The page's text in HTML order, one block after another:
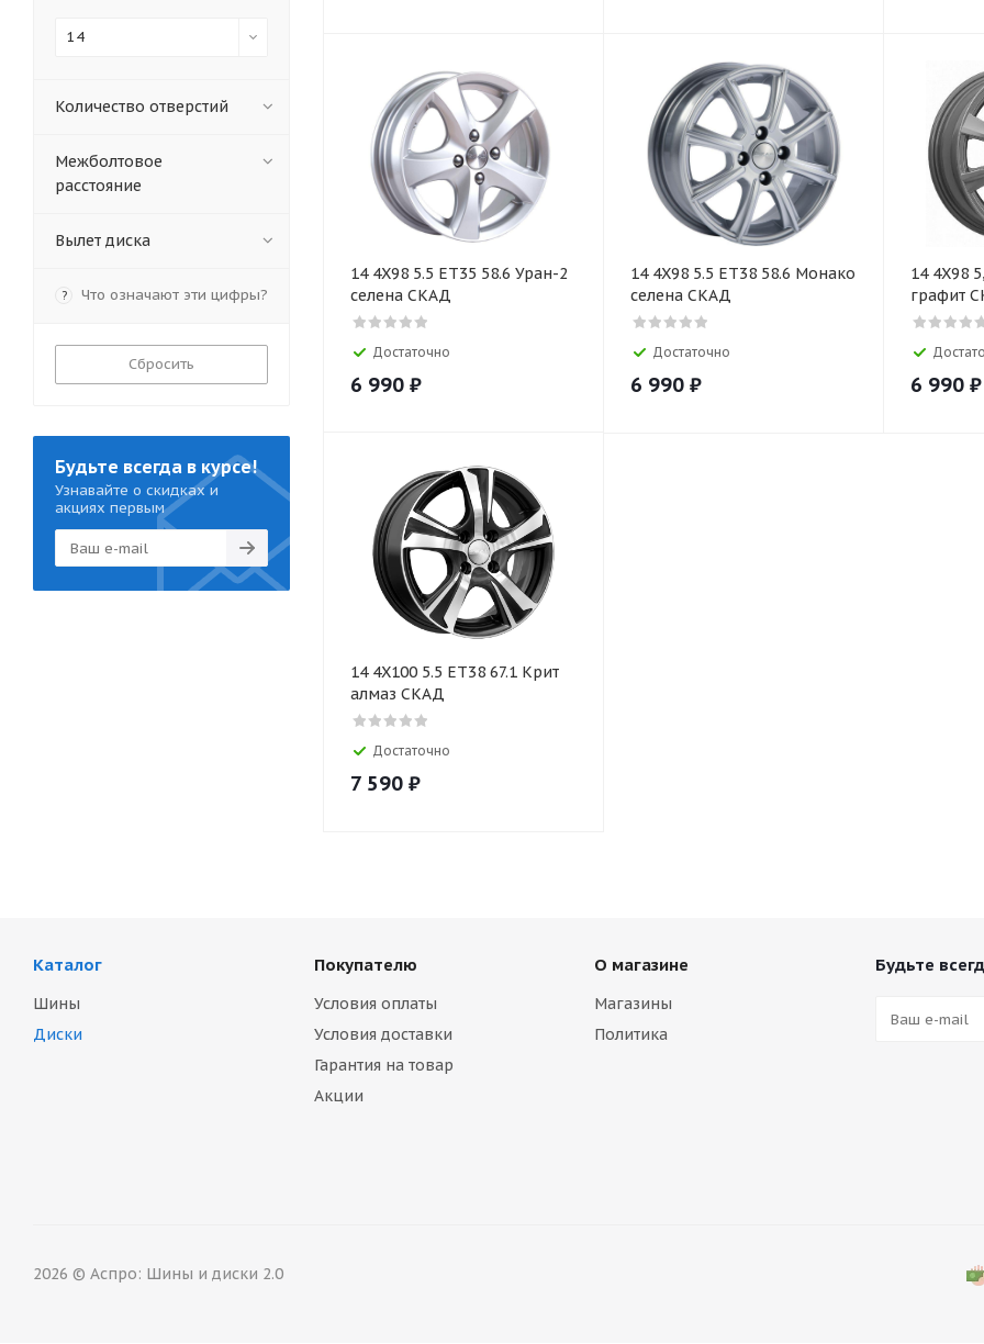
14 4X98 5.5 ET35 58.6 Уран-2
селена СКАД
Достаточно
6 990 ₽
14 4X98 5.5 ET38 58.6 Монако
селена СКАД
Достаточно
6 990 ₽
14 4X98
графит
6 990 ₽
14 4X100 5.5 ET38 67.1 Крит
алмаз СКАД
Достаточно
7 590 ₽
14
Количество отверстий
Межболтовое
расстояние
Вылет диска
? Что означают эти цифры?
Сбросить
Будьте всегда в курсе!
Узнавайте о скидках и
акциях первым
Каталог
Шины
Диски
Покупателю
Условия оплаты
Условия доставки
Гарантия на товар
Акции
О магазине
Магазины
Политика
Будьте
2026 © Аспро: Шины и диски 2.0